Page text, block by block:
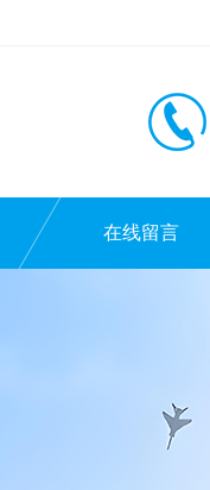
在线留言